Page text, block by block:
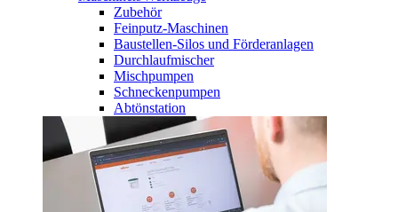
Zubehör
Feinputz-Maschinen
Baustellen-Silos und Förderanlagen
Durchlaufmischer
Mischpumpen
Schneckenpumpen
Abtönstation